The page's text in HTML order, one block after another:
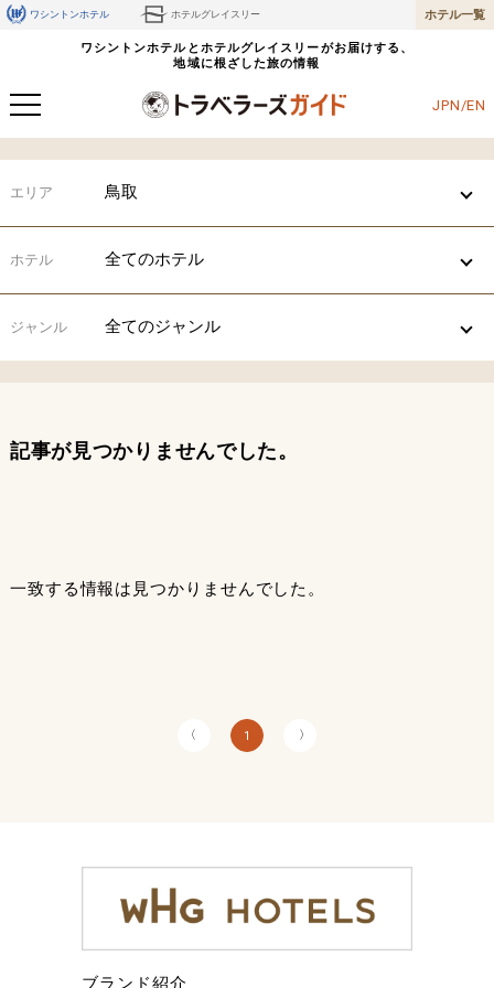
ワシントンホテル ホテルグレイスリー ホテル一覧
ワシントンホテルとホテルグレイスリーがお届けする、
地域に根ざした旅の情報
JPN/EN
エリア 鳥取
ホテル 全てのホテル
ジャンル 全てのジャンル
記事が見つかりませんでした。
一致する情報は見つかりませんでした。
〈 1 〉
ブランド紹介